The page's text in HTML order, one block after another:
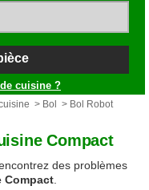
cuisine ?
> Bol
> Bol Robot
Compact
des problèmes
Compact